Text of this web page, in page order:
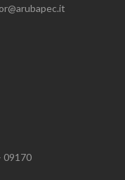
09170